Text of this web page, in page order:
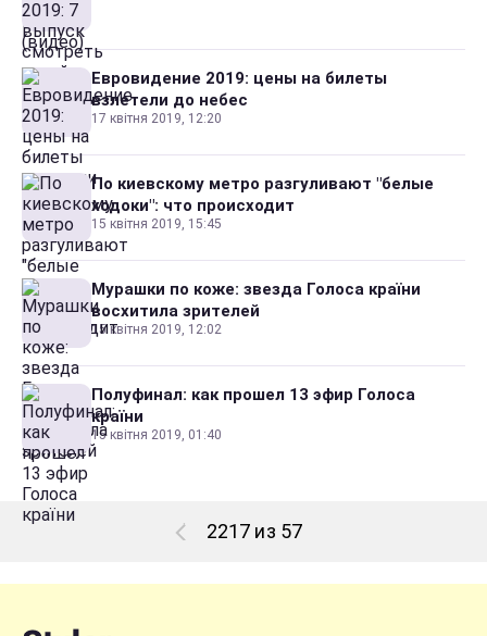
Евровидение 2019: цены на билеты
взлетели до небес
17 квітня 2019, 12:20
По киевскому метро разгуливают "белые
ходоки": что происходит
15 квітня 2019, 15:45
Мурашки по коже: звезда Голоса країни
восхитила зрителей
15 квітня 2019, 12:02
Полуфинал: как прошел 13 эфир Голоса
країни
15 квітня 2019, 01:40
2217 из 57